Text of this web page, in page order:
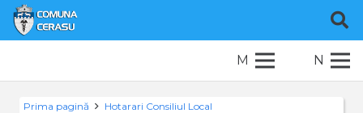
M N
Prima pagină Hotarari Consiliul Local